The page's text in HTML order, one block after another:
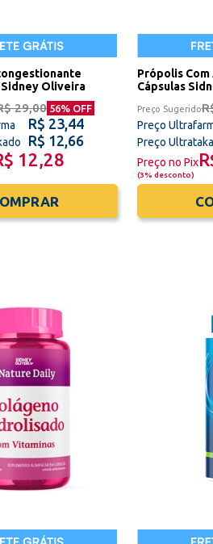
Sidney Oliveira
29,00 56% OFF
R$ 23,44
R$ 12,66
12,28
Própolis Com Alho Casa Apia 60
Cápsulas
Preço Sugerido
Preço
Preço
Preço no Pix
(3% desconto)